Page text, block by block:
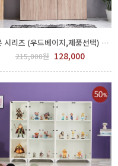
네몬 시리즈 (우드베이지,제품선택) GTK1023-001
215,000원 128,000